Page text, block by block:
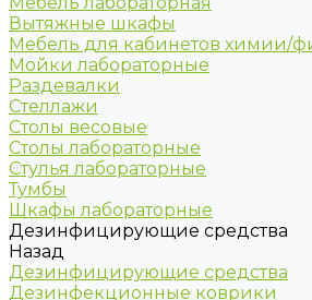
Вытяжные шкафы
Мебель для кабинетов химии/
Мойки лабораторные
Раздевалки
Стеллажи
Столы весовые
Столы лабораторные
Стулья лабораторные
Тумбы
Шкафы лабораторные
Дезинфицирующие средства
Назад
Дезинфицирующие средства
Дезинфекционные коврики